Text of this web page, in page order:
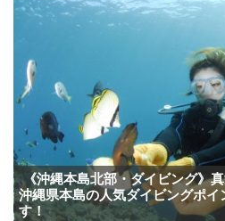
《沖縄本島北部・ダイビング》
沖縄県本島の人気ダイビングポ
す！